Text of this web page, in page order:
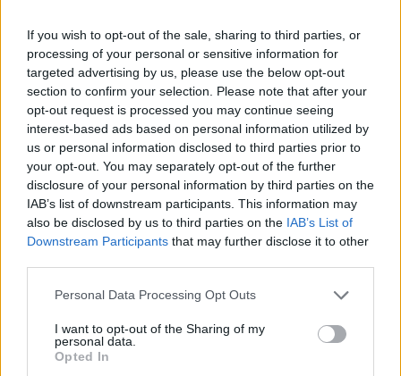
If you wish to opt-out of the sale, sharing to third parties, or
processing of your personal or sensitive information for
targeted advertising by us, please use the below opt-out
section to confirm your selection. Please note that after your
opt-out request is processed you may continue seeing
interest-based ads based on personal information utilized by
us or personal information disclosed to third parties prior to
your opt-out. You may separately opt-out of the further
disclosure of your personal information by third parties on the
IAB’s list of downstream participants. This information may
also be disclosed by us to third parties on the IAB’s List of
Downstream Participants that may further disclose it to other
Personal Data Processing Opt Outs
I want to opt-out of the Sharing of my
personal data.
Opted In
Portfolio
2026. június 03. 16:05
Kirobbanó formában van az amerikai
szolgáltatószektor. Az egyetlen szépséghiba, hogy
az árnyomás nagyon erős.
Az ISM szolgáltatószektori beszerzésimenedzser-indexe
53,6 pontról 54,5 pontra nőtt, ami még az elemzői
konszenzust is megahaladta. Ezen belül az üzleti aktivitás
megrendelések (jövőbeli helyzet) 53,5 pontról 57,3 pontra
változatlan maradt, 47,9 ponton áll jelenleg. A...